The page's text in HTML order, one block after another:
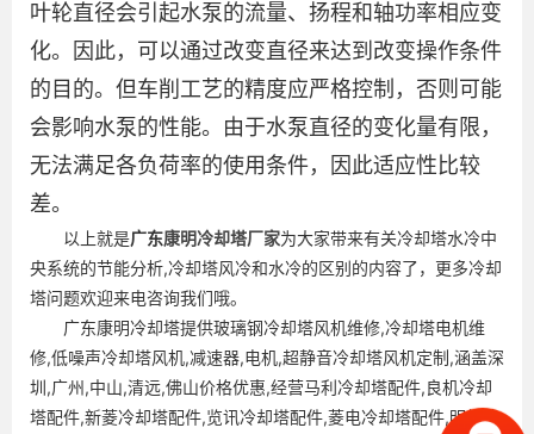
叶轮直径会引起水泵的流量、扬程和轴功率相应变
化。因此，可以通过改变直径来达到改变操作条件
的目的。但车削工艺的精度应严格控制，否则可能
会影响水泵的性能。由于水泵直径的变化量有限，
无法满足各负荷率的使用条件，因此适应性比较
差。
以上就是广东康明冷却塔厂家为大家带来有关冷却塔水冷中
央系统的节能分析,冷却塔风冷和水冷的区别的内容了，更多冷却
塔问题欢迎来电咨询我们哦。
广东康明冷却塔提供玻璃钢冷却塔风机维修,冷却塔电机维
修,低噪声冷却塔风机,减速器,电机,超静音冷却塔风机定制,涵盖深
圳,广州,中山,清远,佛山价格优惠,经营马利冷却塔配件,良机冷却
塔配件,新菱冷却塔配件,览讯冷却塔配件,菱电冷却塔配件,明新冷